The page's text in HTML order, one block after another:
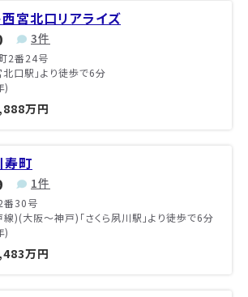
宮北口リアライズ
3件
2番24号
口駅」より徒歩で6分
)
万円
寿町
1件
番30号
)(大阪～神戸)「さくら夙川駅」より徒歩で6分
)
万円